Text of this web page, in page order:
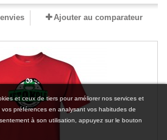
Ajouter au comparateur
et ceux de tiers pour améliorer nos services et
préférences en analysant vos habitudes de
à son utilisation, appuyez sur le bouton